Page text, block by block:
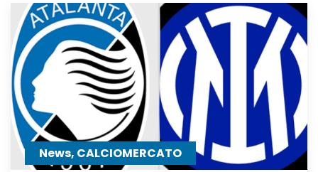
2-
1:
la
Dea
non
sfigura,
ma
perde
contro
gli
News, CALCIOMERCATO